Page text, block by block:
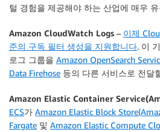
털 경험을 제공해야 하는 산업에 매우
Amazon CloudWatch Logs – 이제
준의 구독 필터 생성을 지원합니다. 이
로그 그룹을 Amazon OpenSearch
Data Firehose 등의 다른 서비스로 전달
Amazon Elastic Container
ECS가 Amazon Elastic Block
Fargate 및 Amazon Elastic Compute